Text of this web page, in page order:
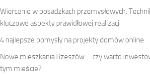
Wiercenie w posadzkach przemysłowych:
kluczowe aspekty prawidłowej realizacji
4 najlepsze pomysły na projekty domów online
Nowe mieszkania Rzeszów – czy warto
tym mieście?